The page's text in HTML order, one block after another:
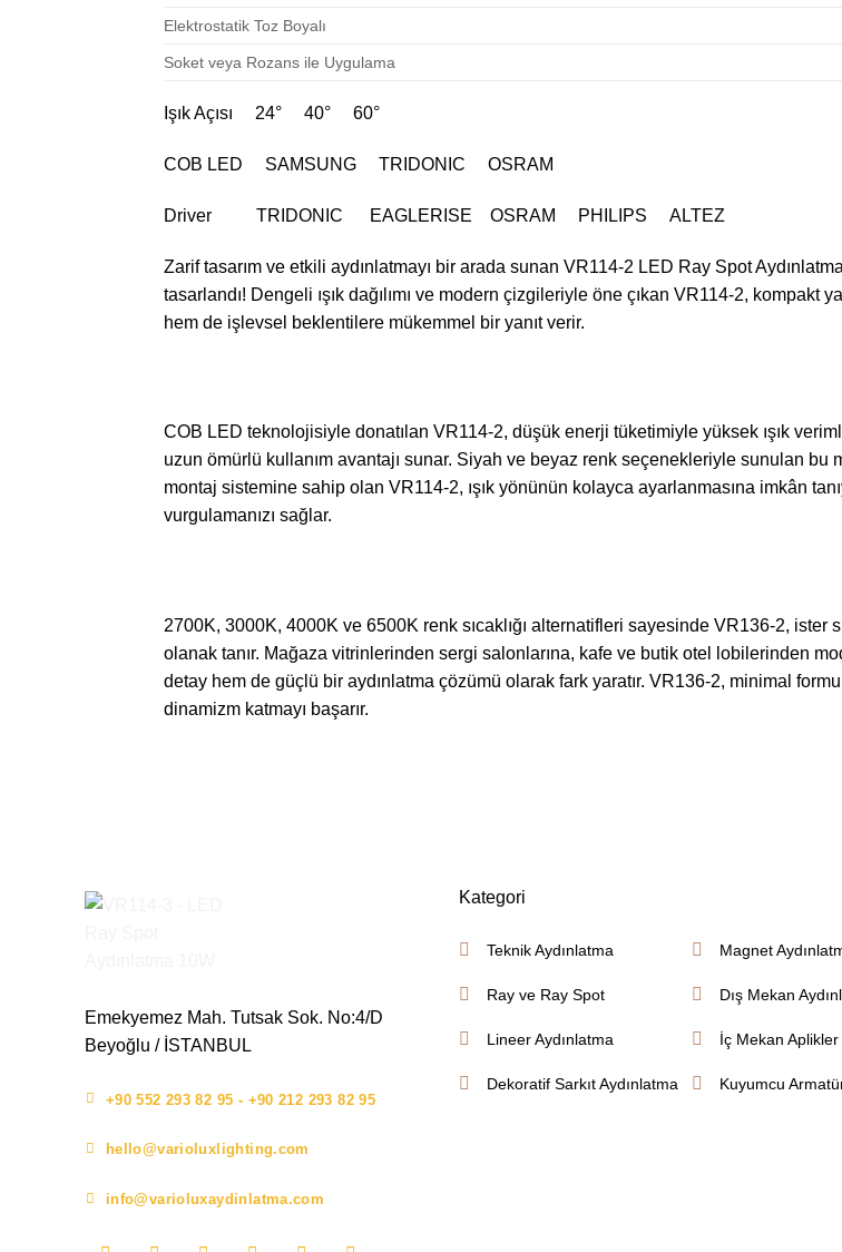
Elektrostatik Toz Boyalı
Soket veya Rozans ile Uygulama
Işık Açısı 24° 40° 60°
COB LED SAMSUNG TRIDONIC OSRAM
Driver TRIDONIC EAGLERISE OSRAM PHILIPS ALTEZ
Zarif tasarım ve etkili aydınlatmayı bir arada sunan VR114-2 LED Ray Spot
tasarlandı! Dengeli ışık dağılımı ve modern çizgileriyle öne çıkan VR114-2, kompakt
hem de işlevsel beklentilere mükemmel bir yanıt verir.
COB LED teknolojisiyle donatılan VR114-2, düşük enerji tüketimiyle yüksek ışık
uzun ömürlü kullanım avantajı sunar. Siyah ve beyaz renk seçenekleriyle sunulan bu
montaj sistemine sahip olan VR114-2, ışık yönünün kolayca ayarlanmasına imkân
vurgulamanızı sağlar.
2700K, 3000K, 4000K ve 6500K renk sıcaklığı alternatifleri sayesinde VR136-2, ister
olanak tanır. Mağaza vitrinlerinden sergi salonlarına, kafe ve butik otel lobilerinden
detay hem de güçlü bir aydınlatma çözümü olarak fark yaratır. VR136-2, minimal
dinamizm katmayı başarır.
Emekyemez Mah. Tutsak Sok. No:4/D
Beyoğlu / İSTANBUL
+90 552 293 82 95 - +90 212 293 82 95
hello@varioluxlighting.com
info@varioluxaydinlatma.com
Kategori
Teknik Aydınlatma
Ray ve Ray Spot
Lineer Aydınlatma
Dekoratif Sarkıt Aydınlatma
Magnet
Dış Mekan
İç Mekan Aplikler
Kuyumcu